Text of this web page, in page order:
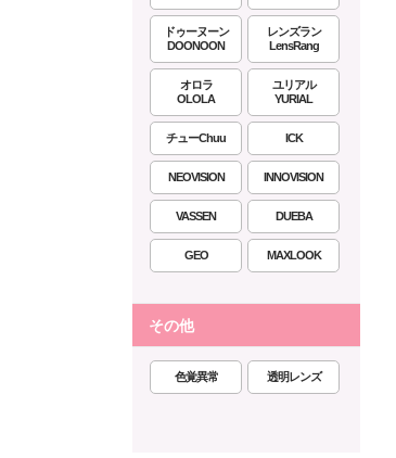
ドゥーヌーン
DOONOON
レンズラン
LensRang
オロラ
OLOLA
ユリアル
YURIAL
チューChuu ICK
NEOVISION INNOVISION
VASSEN DUEBA
GEO MAXLOOK
その他
色覚異常 透明レンズ